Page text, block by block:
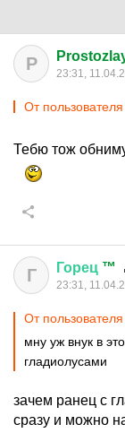
P 23:31,
От пользователя
Тебю тож
Г Горец ™
23:31,
От пользователя
мну уж внук в
гладиолусами
зачем ранец с
сразу и можно